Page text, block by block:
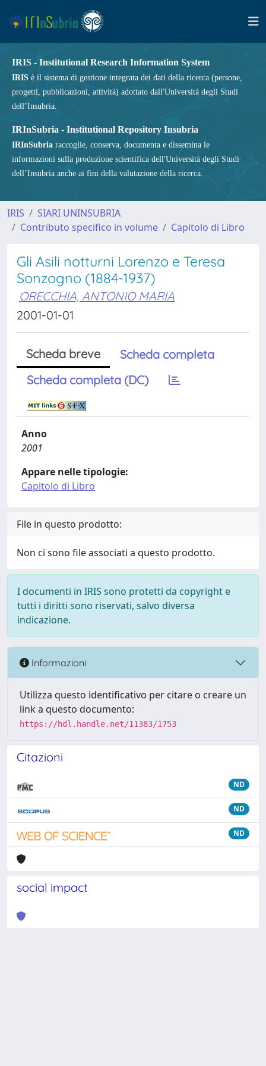
IRIS - Institutional Research Information System
IRIS è il sistema di gestione integrata dei dati della ricerca (persone,
progetti, pubblicazioni, attività) adottato dall'Università degli Studi
dell’Insubria.
IRInSubria - Institutional Repository Insubria
IRInSubria raccoglie, conserva, documenta e dissemina le
informazioni sulla produzione scientifica dell'Università degli Studi
dell’Insubria anche ai fini della valutazione della ricerca.
IRIS
SIARI UNINSUBRIA
Contributo specifico in volume
Capitolo di Libro
Gli Asili notturni Lorenzo e Teresa
Sonzogno (1884-1937)
ORECCHIA, ANTONIO MARIA
2001-01-01
Scheda breve
Scheda completa
Scheda completa (DC)
Anno
2001
Appare nelle tipologie:
Capitolo di Libro
File in questo prodotto:
Non ci sono file associati a questo prodotto.
I documenti in IRIS sono protetti da copyright e
tutti i diritti sono riservati, salvo diversa
indicazione.
Informazioni
Utilizza questo identificativo per citare o creare un
link a questo documento:
https://hdl.handle.net/11383/1753
Citazioni
ND
ND
ND
social impact